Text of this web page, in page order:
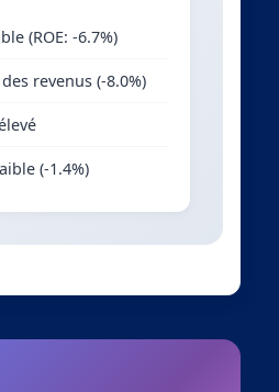
(ROE: -6.7%)
revenus (-8.0%)
(-1.4%)